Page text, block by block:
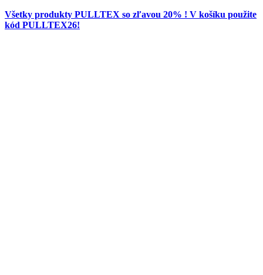
Všetky produkty PULLTEX so zľavou 20% ! V košíku použite
kód PULLTEX26!